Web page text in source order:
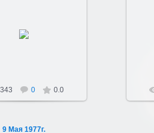
Харьковский Николай
0 0.0
9 Мая 1977г.